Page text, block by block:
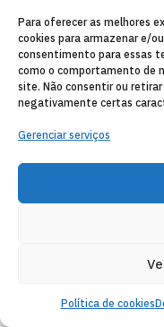
Para oferecer as melhores
cookies para armazenar e/
consentimento para essas
como o comportamento de
site. Não consentir ou
negativamente certas
Gerenciar serviços
Política de cookies